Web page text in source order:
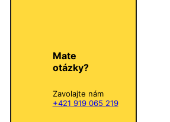
Mate
otázky?
Zavolajte nám
+421 919 065 219